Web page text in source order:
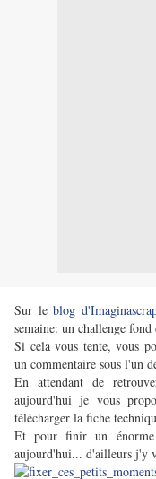
Sur leblog
semaine: un challenge fond
Si cela vous tente, vous
un commentaire sous l'un
En attendant de
aujourd'hui je vous
télécharger la fiche
Et pour finir un
aujourd'hui... d'ailleurs j'y